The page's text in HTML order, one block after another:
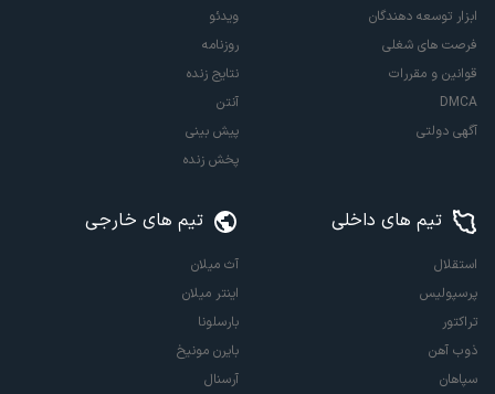
ابزار توسعه دهندگان
فرصت های شغلی
قوانین و مقررات
DMCA
آگهی دولتی
ویدئو
روزنامه
نتایج زنده
آنتن
پیش بینی
پخش زنده
تیم های داخلی
استقلال
پرسپولیس
تراکتور
ذوب آهن
سپاهان
تیم های خارجی
آث میلان
اینتر میلان
بارسلونا
بایرن مونیخ
آرسنال